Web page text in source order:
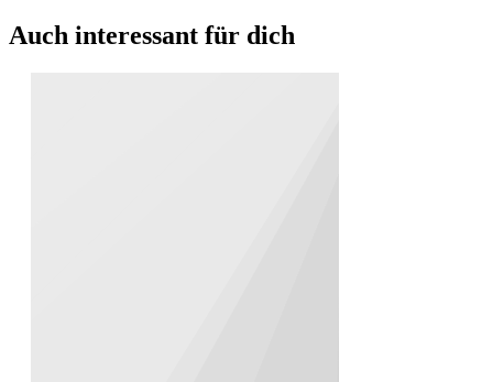
Auch interessant für dich